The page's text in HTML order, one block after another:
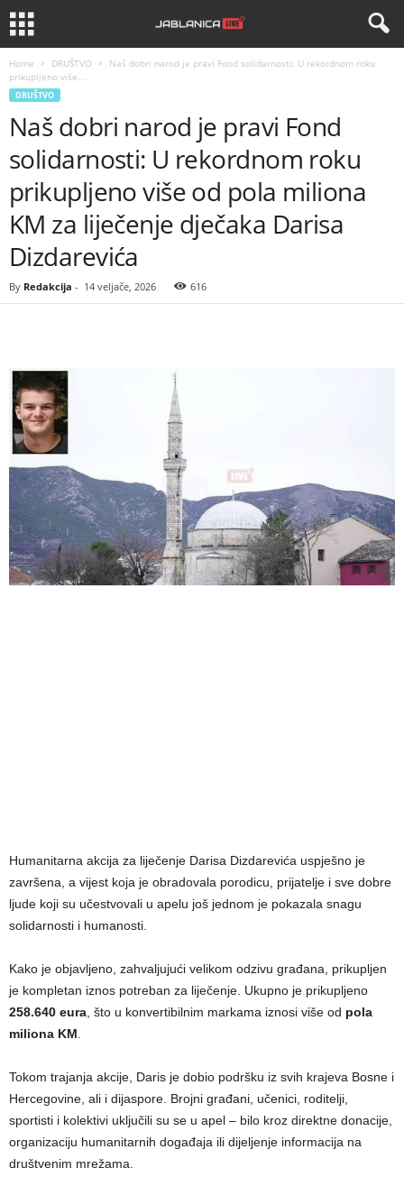
Home DRUŠTVO
Naš dobri narod je pravi Fond solidarnosti: U rekordnom roku
prikupljeno više...
DRUŠTVO
Naš dobri narod je pravi Fond
solidarnosti: U rekordnom roku
prikupljeno više od pola miliona
KM za liječenje dječaka Darisa
Dizdarevića
By Redakcija - 14 veljače, 2026 616
Humanitarna akcija za liječenje Darisa Dizdarevića uspješno je
završena, a vijest koja je obradovala porodicu, prijatelje i sve dobre
ljude koji su učestvovali u apelu još jednom je pokazala snagu
solidarnosti i humanosti.
Kako je objavljeno, zahvaljujući velikom odzivu građana, prikupljen
je kompletan iznos potreban za liječenje. Ukupno je prikupljeno
258.640 eura , što u konvertibilnim markama iznosi više od pola
miliona KM
Tokom trajanja akcije, Daris je dobio podršku iz svih krajeva Bosne i
Hercegovine, ali i dijaspore. Brojni građani, učenici, roditelji,
sportisti i kolektivi uključili su se u apel – bilo kroz direktne donacije,
organizaciju humanitarnih događaja ili dijeljenje informacija na
društvenim mrežama.